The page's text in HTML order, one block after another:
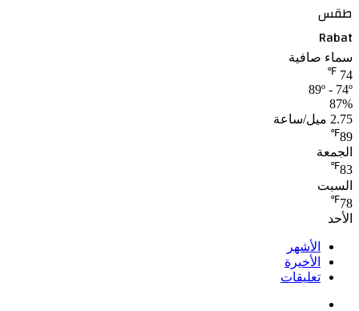
طقس
Rabat
سماء صافية
74
℉
89º - 74º
87%
2.75 ميل/ساعة
89
℉
الجمعة
83
℉
السبت
78
℉
الأحد
الأشهر
الأخيرة
تعليقات